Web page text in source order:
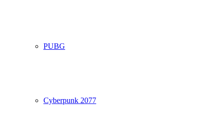
PUBG
Cyberpunk 2077